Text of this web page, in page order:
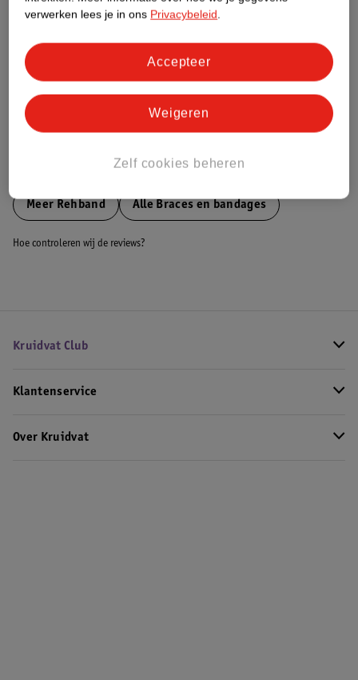
Dit product heeft (nog) geen Nature
Meer informatie
Bestel & Bezorginformatie
Meer Rehband Alle Braces en bandages
Hoe controleren wij de reviews?
Kruidvat Club
Klantenservice
Over Kruidvat
verwerken lees je in ons Privacybeleid.
Zelf cookies beheren
Weigeren
Accepteer